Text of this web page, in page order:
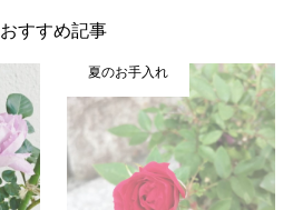
おすすめ記事
夏のお手入れ